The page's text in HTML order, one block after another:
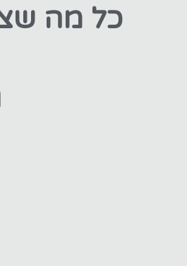
כל מה